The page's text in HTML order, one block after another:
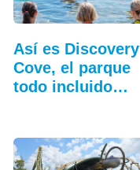
Así es Discovery
Cove, el parque
todo incluido